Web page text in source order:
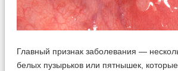
Главный признак заболевания —
белых пузырьков или пятнышек,